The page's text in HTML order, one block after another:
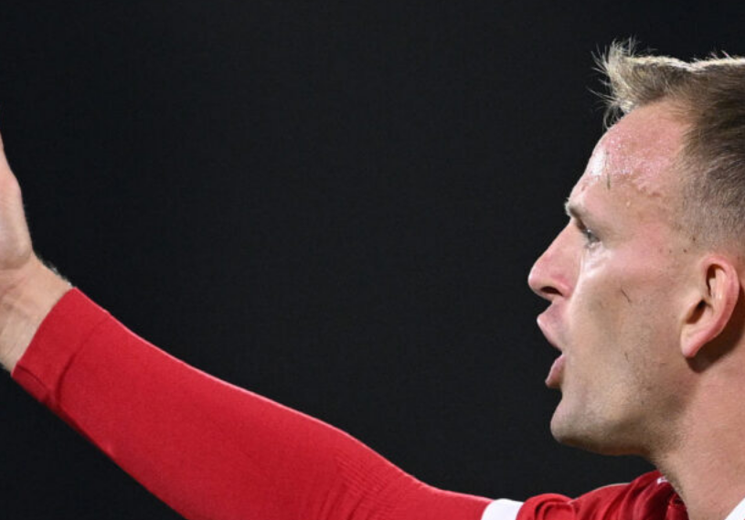
Ripescaggio in Serie B per il Bari: la
speranza è legata alla crisi della Juve
Futuro Bari, Leccese a De Laurentiis:
“Serve un piano industriale serio,
non siamo una seconda squadra”